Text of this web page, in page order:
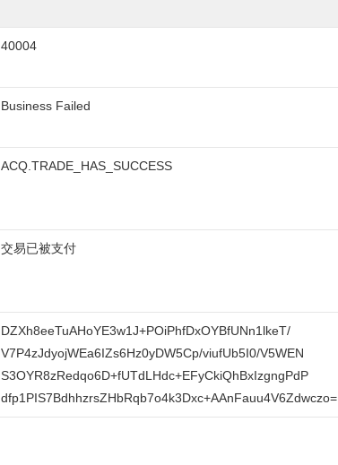
40004
Business Failed
ACQ.TRADE_HAS_SUCCESS
交易已被支付
DZXh8eeTuAHoYE3w1J+POiPhfDxOYBfUNn1lkeT/
V7P4zJdyojWEa6IZs6Hz0yDW5Cp/viufUb5I0/V5WEN
S3OYR8zRedqo6D+fUTdLHdc+EFyCkiQhBxIzgngPdP
dfp1PIS7BdhhzrsZHbRqb7o4k3Dxc+AAnFauu4V6Zdwczo=